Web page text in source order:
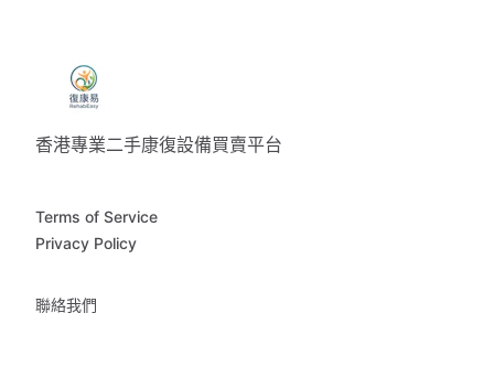
香港專業二手康復設備買賣平台
Terms of Service
Privacy Policy
聯絡我們